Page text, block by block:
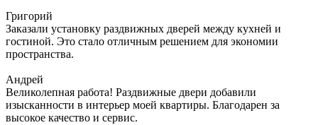
Григорий
Заказали установку раздвижных дверей между кухней и
гостиной. Это стало отличным решением для экономии
пространства.
Андрей
Великолепная работа! Раздвижные двери добавили
изысканности в интерьер моей квартиры. Благодарен за
высокое качество и сервис.